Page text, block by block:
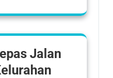
Jalan